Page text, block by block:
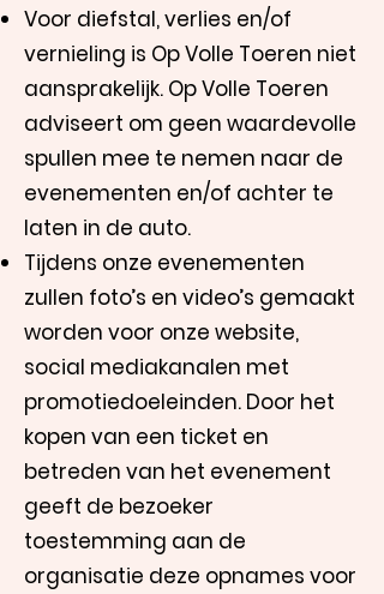
Voor diefstal, verlies en/of
vernieling is Op Volle Toeren niet
aansprakelijk. Op Volle Toeren
adviseert om geen waardevolle
spullen mee te nemen naar de
evenementen en/of achter te
laten in de auto.
Tijdens onze evenementen
zullen foto’s en video’s gemaakt
worden voor onze website,
social mediakanalen met
promotiedoeleinden. Door het
kopen van een ticket en
betreden van het evenement
geeft de bezoeker
toestemming aan de
organisatie deze opnames voor